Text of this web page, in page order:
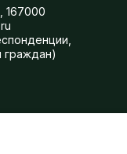
167000
граждан)